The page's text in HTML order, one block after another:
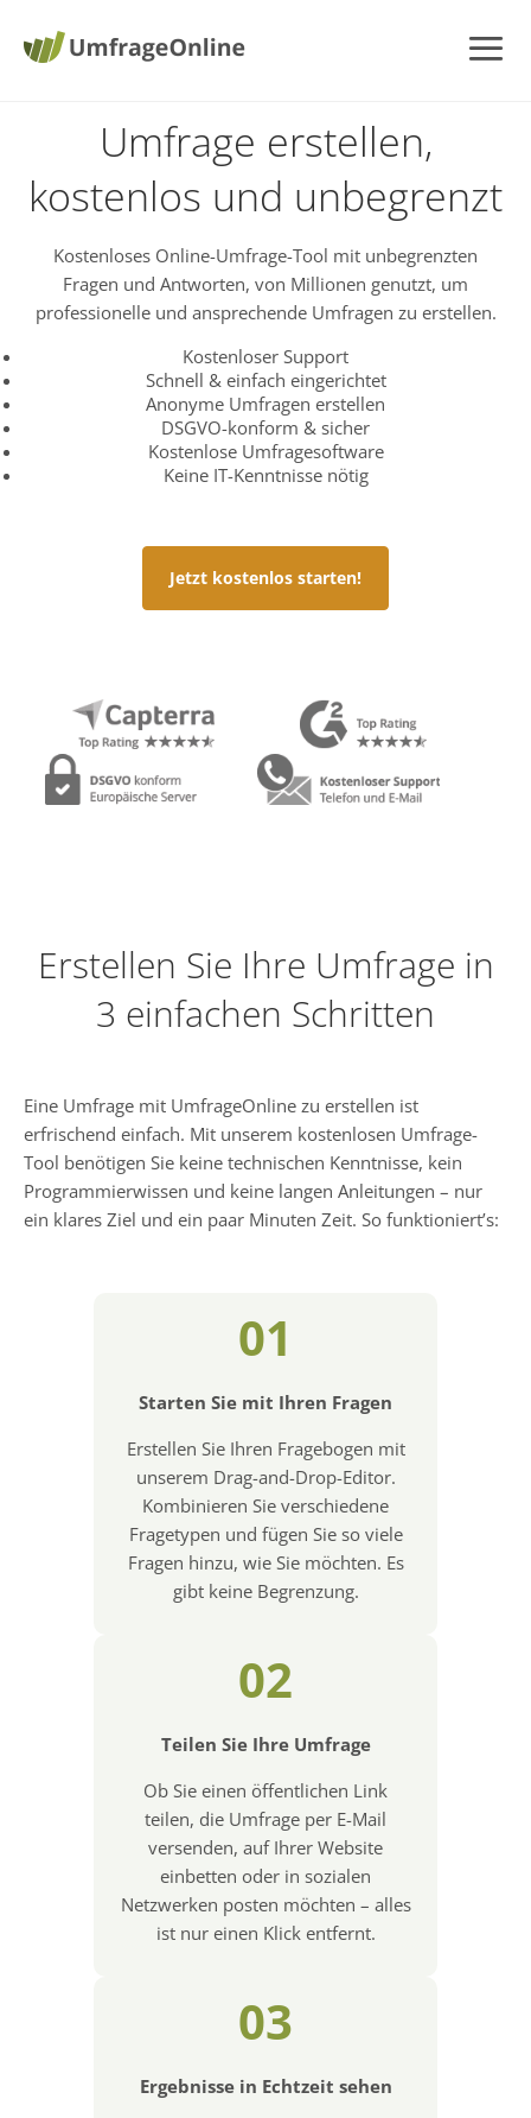
Umfrage erstellen,
kostenlos und unbegrenzt
Kostenloses Online-Umfrage-Tool mit unbegrenzten
Fragen und Antworten, von Millionen genutzt, um
professionelle und ansprechende Umfragen zu erstellen.
Kostenloser Support
Schnell & einfach eingerichtet
Anonyme Umfragen erstellen
DSGVO-konform & sicher
Kostenlose Umfragesoftware
Keine IT-Kenntnisse nötig
Jetzt kostenlos starten!
Erstellen Sie Ihre Umfrage in
3 einfachen Schritten
Eine Umfrage mit UmfrageOnline zu erstellen ist
erfrischend einfach. Mit unserem kostenlosen Umfrage-
Tool benötigen Sie keine technischen Kenntnisse, kein
Programmierwissen und keine langen Anleitungen – nur
ein klares Ziel und ein paar Minuten Zeit. So funktioniert’s:
01
Starten Sie mit Ihren Fragen
Erstellen Sie Ihren Fragebogen mit
unserem Drag-and-Drop-Editor.
Kombinieren Sie verschiedene
Fragetypen und fügen Sie so viele
Fragen hinzu, wie Sie möchten. Es
gibt keine Begrenzung.
02
Teilen Sie Ihre Umfrage
Ob Sie einen öffentlichen Link
teilen, die Umfrage per E-Mail
versenden, auf Ihrer Website
einbetten oder in sozialen
Netzwerken posten möchten – alles
ist nur einen Klick entfernt.
03
Ergebnisse in Echtzeit sehen